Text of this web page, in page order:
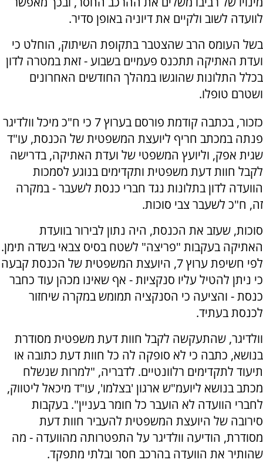
לוועדה לשוב ולקיים את דיוניה באופן סדיר.
בשל העומס הרב שהצטבר בתקופת השיתוק, הוחלט כי
ועדת האתיקה תתכנס פעמיים בשבוע - זאת במטרה לדון
בכלל התלונות שהוגשו במהלך החודשים האחרונים
ושטרם טופלו.
כזכור, בכתבה קודמת פורסם בערוץ 7 כי ח"כ מיכל וולדיגר
פנתה במכתב חריף ליועצת המשפטית של הכנסת, עו"ד
שגית אפק, וליועץ המשפטי של ועדת האתיקה, בדרישה
לקבל חוות דעת משפטית ותקדימים בנוגע לסמכות
הוועדה לדון בתלונות נגד חברי כנסת לשעבר - במקרה
זה, ח"כ לשעבר צבי סוכות.
סוכות, שעזב את הכנסת, היה נתון לבירור בוועדת
האתיקה בעקבות "פריצה" לשטח בסיס צבאי בשדה תימן.
לפי חשיפת ערוץ 7, היועצת המשפטית של הכנסת קבעה
כי ניתן להטיל עליו סנקציות - אף שאינו מכהן עוד כחבר
כנסת - והציעה כי הסנקציה תמומש במקרה שיחזור
לכנסת בעתיד.
וולדיגר, שהתעקשה לקבל חוות דעת משפטית מסודרת
בנושא, כתבה כי לא סופקה לה כל חוות דעת כתובה או
תיעוד לתקדימים רלוונטיים. לדבריה, "למרות שנשלח
מכתב בנושא ליועמ"ש ארגון 'בצלמו', עו"ד מיכאל ליטווק,
לחברי הוועדה לא הועבר כל חומר בעניין". בעקבות
סירובה של היועצת המשפטית להעביר חוות דעת
מסודרת, הודיעה וולדיגר על התפטרותה מהוועדה - מה
שהותיר את הוועדה בהרכב חסר ובלתי מתפקד.